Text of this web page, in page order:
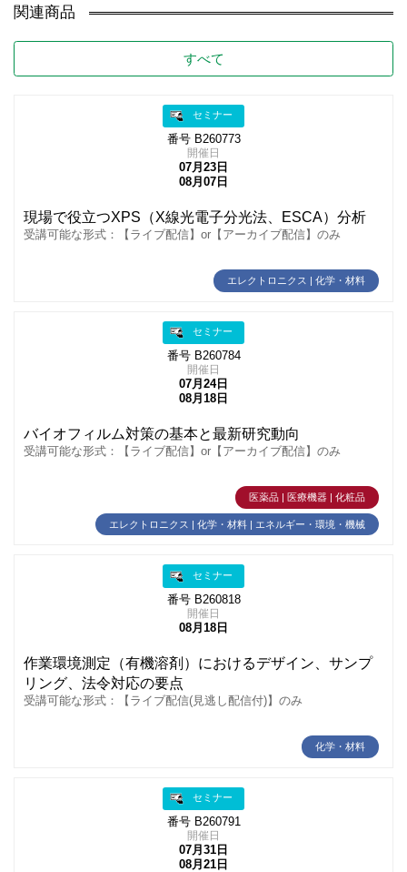
関連商品
すべて
セミナー
番号 B260773
開催日
07月23日
08月07日
現場で役立つXPS（X線光電子分光法、ESCA）分析
受講可能な形式：【ライブ配信】or【アーカイブ配信】のみ
エレクトロニクス | 化学・材料
セミナー
番号 B260784
開催日
07月24日
08月18日
バイオフィルム対策の基本と最新研究動向
受講可能な形式：【ライブ配信】or【アーカイブ配信】のみ
医薬品 | 医療機器 | 化粧品
エレクトロニクス | 化学・材料 | エネルギー・環境・機械
セミナー
番号 B260818
開催日
08月18日
作業環境測定（有機溶剤）におけるデザイン、サンプ
リング、法令対応の要点
受講可能な形式：【ライブ配信(見逃し配信付)】のみ
化学・材料
セミナー
番号 B260791
開催日
07月31日
08月21日